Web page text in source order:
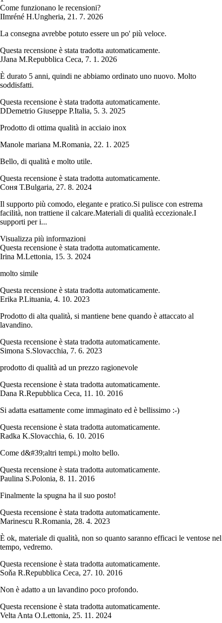
Come funzionano le recensioni?
IImréné H.Ungheria, 21. 7. 2026
La consegna avrebbe potuto essere un po' più veloce.
Questa recensione è stata tradotta automaticamente.
JJana M.Repubblica Ceca, 7. 1. 2026
È durato 5 anni, quindi ne abbiamo ordinato uno nuovo. Molto
soddisfatti.
Questa recensione è stata tradotta automaticamente.
DDemetrio Giuseppe P.Italia, 5. 3. 2025
Prodotto di ottima qualità in acciaio inox
Manole mariana M.Romania, 22. 1. 2025
Bello, di qualità e molto utile.
Questa recensione è stata tradotta automaticamente.
Соня Т.Bulgaria, 27. 8. 2024
Il supporto più comodo, elegante e pratico.Si pulisce con estrema
facilità, non trattiene il calcare.Materiali di qualità eccezionale.I
supporti per i...
Visualizza più informazioni
Questa recensione è stata tradotta automaticamente.
Irina M.Lettonia, 15. 3. 2024
molto simile
Questa recensione è stata tradotta automaticamente.
Erika P.Lituania, 4. 10. 2023
Prodotto di alta qualità, si mantiene bene quando è attaccato al
lavandino.
Questa recensione è stata tradotta automaticamente.
Simona S.Slovacchia, 7. 6. 2023
prodotto di qualità ad un prezzo ragionevole
Questa recensione è stata tradotta automaticamente.
Dana R.Repubblica Ceca, 11. 10. 2016
Si adatta esattamente come immaginato ed è bellissimo :-)
Questa recensione è stata tradotta automaticamente.
Radka K.Slovacchia, 6. 10. 2016
Come d&#39;altri tempi.) molto bello.
Questa recensione è stata tradotta automaticamente.
Paulina S.Polonia, 8. 11. 2016
Finalmente la spugna ha il suo posto!
Questa recensione è stata tradotta automaticamente.
Marinescu R.Romania, 28. 4. 2023
È ok, materiale di qualità, non so quanto saranno efficaci le ventose nel
tempo, vedremo.
Questa recensione è stata tradotta automaticamente.
Soňa R.Repubblica Ceca, 27. 10. 2016
Non è adatto a un lavandino poco profondo.
Questa recensione è stata tradotta automaticamente.
Velta Anta O.Lettonia, 25. 11. 2024